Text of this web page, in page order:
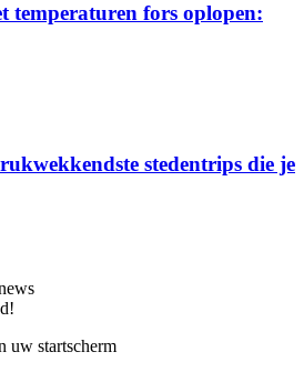
temperaturen fors oplopen:
stedentrips die je
uw startscherm